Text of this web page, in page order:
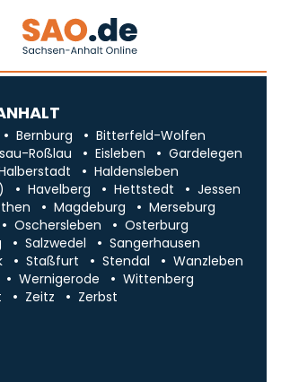
Bernburg
Bitterfeld-Wolfen
Roßlau Eisleben
Gardelegen
Haldensleben
Havelberg Hettstedt
Jessen
Magdeburg
Merseburg
Oschersleben
Osterburg
Salzwedel
Sangerhausen
Staßfurt Stendal
Wanzleben
Wernigerode
Wittenberg
Zeitz Zerbst